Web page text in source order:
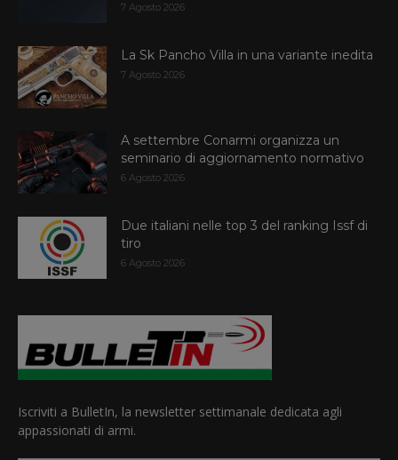
7 Agosto 2026
La Sk Pancho Villa in una variante inedita
7 Agosto 2026
A settembre Conarmi organizza un
seminario di aggiornamento normativo
6 Agosto 2026
Due italiani nelle top 3 del ranking Issf di
tiro
6 Agosto 2026
Iscriviti a BulletIn, la newsletter settimanale dedicata agli
appassionati di armi.